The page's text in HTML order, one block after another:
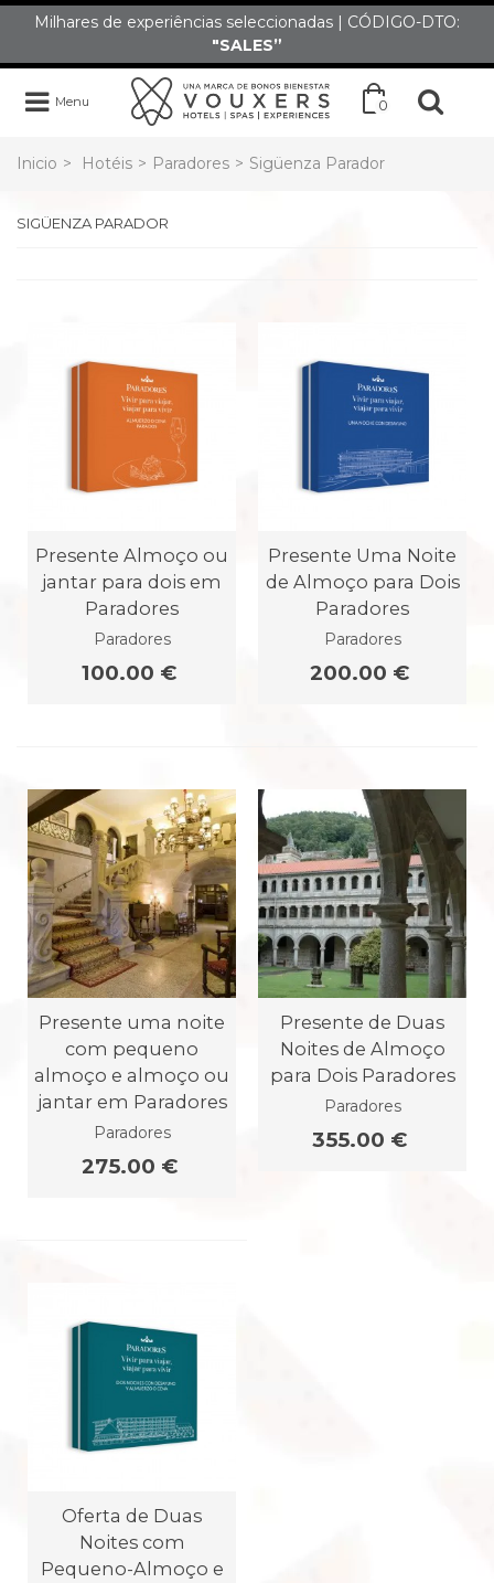
Milhares de experiências seleccionadas | CÓDIGO-DTO:
"SALES”
Menu 0
Inicio > Hotéis > Paradores > Sigüenza Parador
SIGÜENZA PARADOR
Presente Almoço ou
jantar para dois em
Paradores
Paradores
100.00 €
Presente Uma Noite
de Almoço para Dois
Paradores
Paradores
200.00 €
Presente uma noite
com pequeno
almoço e almoço ou
jantar em Paradores
Paradores
275.00 €
Presente de Duas
Noites de Almoço
para Dois Paradores
Paradores
355.00 €
Oferta de Duas
Noites com
Pequeno-Almoço e